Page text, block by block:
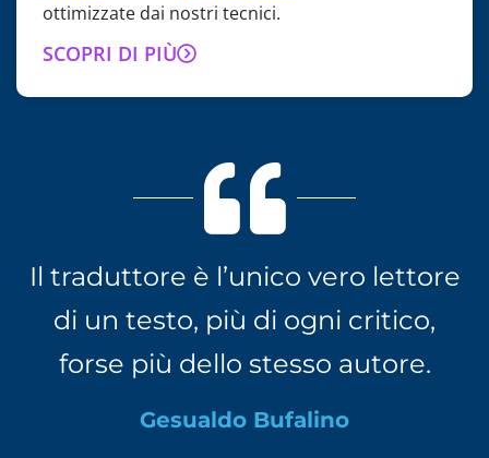
ottimizzate dai nostri tecnici.
SCOPRI DI PIÙ
Il traduttore è l’unico vero lettore
di un testo, più di ogni critico,
forse più dello stesso autore.
Gesualdo Bufalino